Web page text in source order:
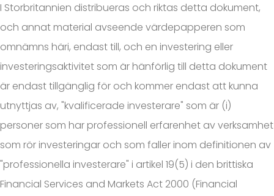
I Storbritannien distribueras och riktas detta dokument,
och annat material avseende värdepapperen som
omnämns häri, endast till, och en investering eller
investeringsaktivitet som är hänförlig till detta dokument
är endast tillgänglig för och kommer endast att kunna
utnyttjas av, "kvalificerade investerare" som är (i)
personer som har professionell erfarenhet av verksamhet
som rör investeringar och som faller inom definitionen av
"professionella investerare" i artikel 19(5) i den brittiska
Financial Services and Markets Act 2000 (Financial